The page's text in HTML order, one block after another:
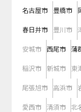
名古屋市 豊橋市
春日井市 豊川市
安城市 西尾市 蒲
稲沢市 新城市 東
尾張旭市 高浜市
愛西市 清須市 北